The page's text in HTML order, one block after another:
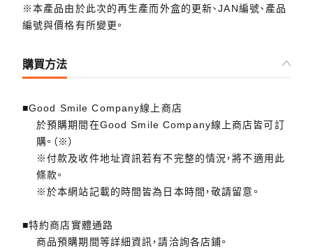
※本產品由於此次的再生產而外盒的更新、JAN編號、產品
編號與價格有所變更。
購買方法
■Good Smile Company線上商店
於預購期間在Good Smile Company線上商店皆可訂
購。（※）
※付款及收件地址資訊若有不完整的情況，將不適用此
條款。
※於本網站記載的時間皆為日本時間，敬請留意。
■特約商店實體通路
商品預購期間等詳細資訊，請洽詢各店鋪。